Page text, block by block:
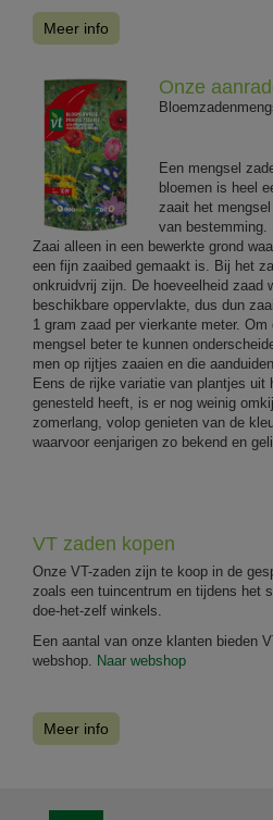
Meer info
Onze
Een mengsel
bloemen is heel
zaait het
van bestemming.
Zaai alleen in een bewerkte grond
een fijn zaaibed gemaakt is. Bij het
onkruidvrij zijn. De hoeveelheid zaad
beschikbare oppervlakte, dus dun
1 gram zaad per vierkante meter.
mengsel beter te kunnen
men op rijtjes zaaien en die
Eens de rijke variatie van plantjes uit
genesteld heeft, is er nog weinig
zomerlang, volop genieten van de
waarvoor eenjarigen zo bekend en
VT zaden kopen
Onze VT-zaden zijn te koop in de
zoals een tuincentrum en tijdens het
doe-het-zelf winkels.
Een aantal van onze klanten bieden
webshop. Naar webshop
Meer info